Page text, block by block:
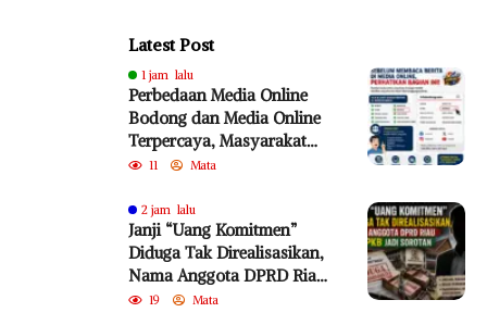
Latest Post
1 jam lalu
Perbedaan Media Online
Bodong dan Media Online
Terpercaya, Masyarakat
Diminta Lebih Cermat
11 Mata
2 jam lalu
Janji “Uang Komitmen”
Diduga Tak Direalisasikan,
Nama Anggota DPRD Riau
dari PKB Jadi Sorotan
19 Mata